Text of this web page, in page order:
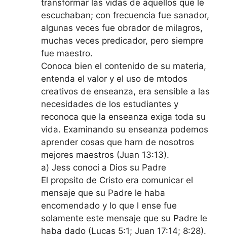
transformar las vidas de aquellos que le
escuchaban; con frecuencia fue sanador,
algunas veces fue obrador de milagros,
muchas veces predicador, pero siempre
fue maestro.
Conoca bien el contenido de su materia,
entenda el valor y el uso de mtodos
creativos de enseanza, era sensible a las
necesidades de los estudiantes y
reconoca que la enseanza exiga toda su
vida. Examinando su enseanza podemos
aprender cosas que harn de nosotros
mejores maestros (Juan 13:13).
a) Jess conoci a Dios su Padre
El propsito de Cristo era comunicar el
mensaje que su Padre le haba
encomendado y lo que l ense fue
solamente este mensaje que su Padre le
haba dado (Lucas 5:1; Juan 17:14; 8:28).